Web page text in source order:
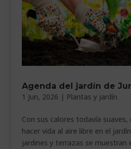
Agenda del jardín de
1 Jun, 2026 | Plantas y jardín
Con sus calores todavía
hacer vida al aire libre en el
jardines y terrazas se muestran